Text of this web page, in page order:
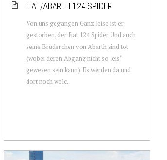
FIAT/ABARTH 124 SPIDER
Von uns gegangen Ganz leise ist er
gestorben, der Fiat 124 Spider. Und auch
seine Brüderchen von Abarth sind tot
(wobei deren Abgang nicht so leis‘
gewesen sein kann). Es werden da und
dort noch welc...